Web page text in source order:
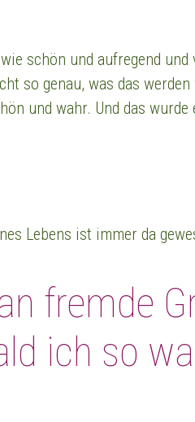
schön und aufregend
so genau, was das werden
und wahr. Und das wurde
Lebens ist immer da
fremde
ich so